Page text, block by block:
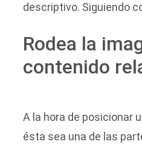
descriptivo. Siguiendo
Rodea la
contenido
A la hora de posicionar
ésta sea una de las